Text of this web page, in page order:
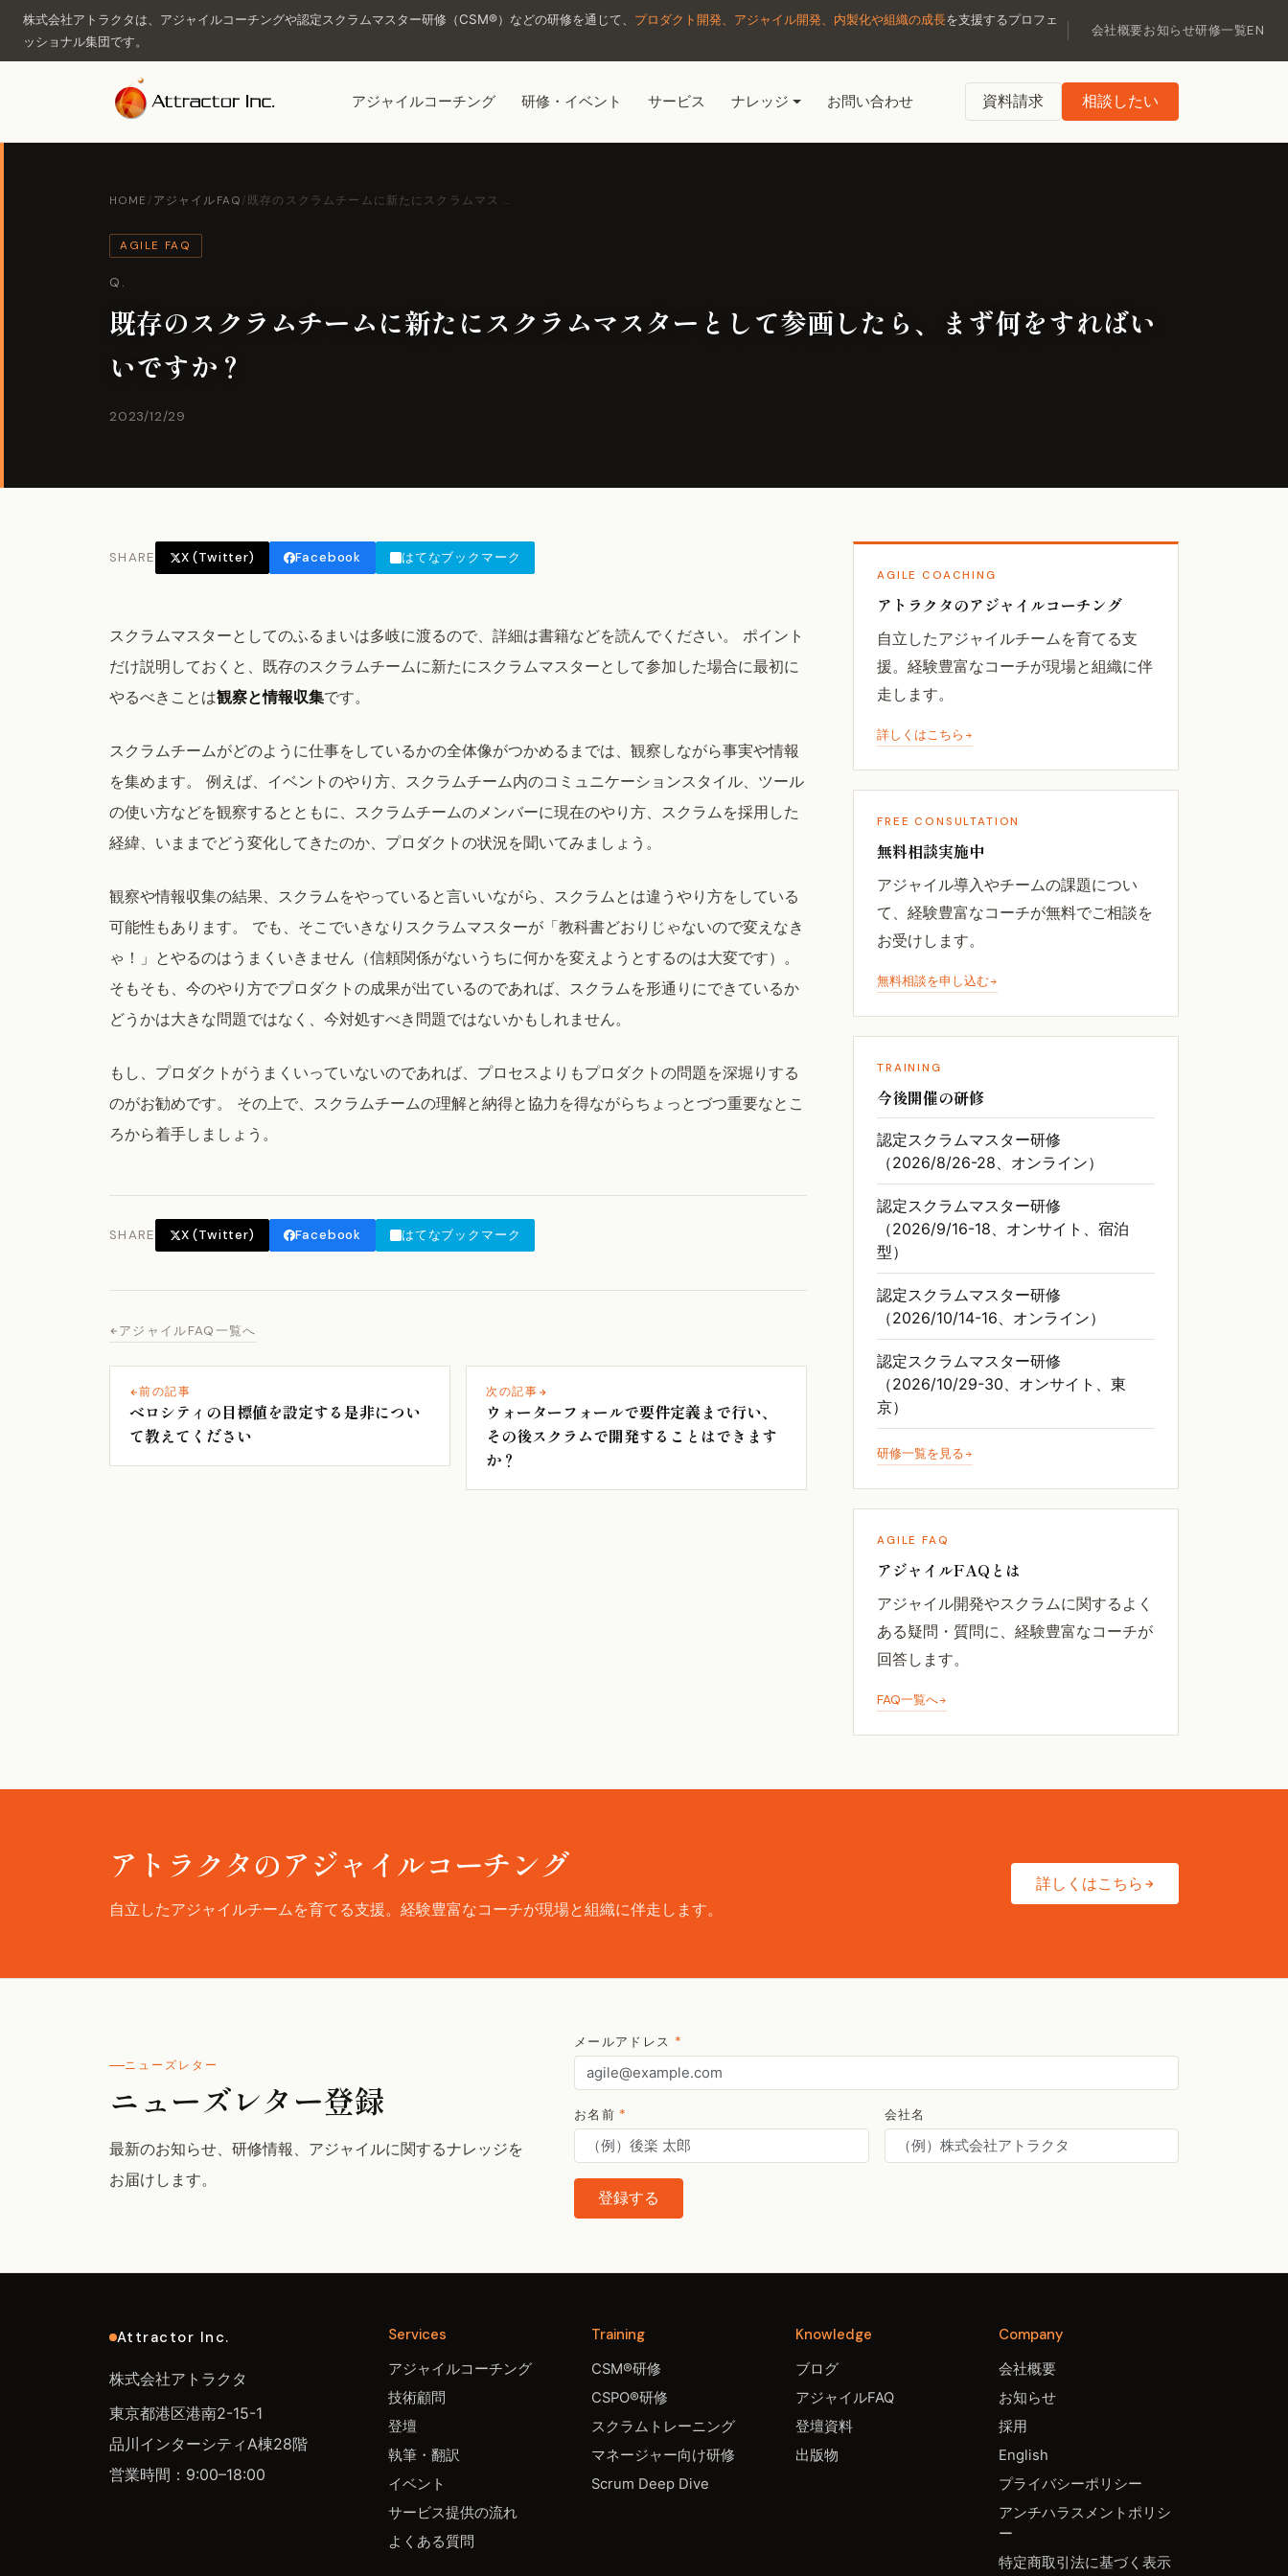
株式会社アトラクタは、アジャイルコーチングや認定スクラムマスター研修（CSM®）などの研修を通じて、 プロダクト開発、アジャイル開発、内製化や組織の成長を支援するプロフェ
ッショナル集団です。
会社概要お知らせ研修一覧EN
アジャイルコーチング 研修・イベント サービス ナレッジ お問い合わせ 資料請求 相談したい
HOME / アジャイルFAQ / 既存のスクラムチームに新たにスクラムマス …
AGILE FAQ
Q.
既存のスクラムチームに新たにスクラムマスターとして参画したら、まず何をすればい
いですか？
2023/12/29
SHARE X (Twitter) Facebook はてなブックマーク
スクラムマスターとしてのふるまいは多岐に渡るので、詳細は書籍などを読んでください。 ポイント
だけ説明しておくと、既存のスクラムチームに新たにスクラムマスターとして参加した場合に最初に
やるべきことは観察と情報収集です。
スクラムチームがどのように仕事をしているかの全体像がつかめるまでは、観察しながら事実や情報
を集めます。 例えば、イベントのやり方、スクラムチーム内のコミュニケーションスタイル、ツール
の使い方などを観察するとともに、スクラムチームのメンバーに現在のやり方、スクラムを採用した
経緯、いままでどう変化してきたのか、プロダクトの状況を聞いてみましょう。
観察や情報収集の結果、スクラムをやっていると言いいながら、スクラムとは違うやり方をしている
可能性もあります。 でも、そこでいきなりスクラムマスターが「教科書どおりじゃないので変えなき
ゃ！」とやるのはうまくいきません（信頼関係がないうちに何かを変えようとするのは大変です）。
そもそも、今のやり方でプロダクトの成果が出ているのであれば、スクラムを形通りにできているか
どうかは大きな問題ではなく、今対処すべき問題ではないかもしれません。
もし、プロダクトがうまくいっていないのであれば、プロセスよりもプロダクトの問題を深堀りする
のがお勧めです。 その上で、スクラムチームの理解と納得と協力を得ながらちょっとづつ重要なとこ
ろから着手しましょう。
SHARE X (Twitter) Facebook はてなブックマーク
アジャイルFAQ一覧へ
前の記事
ベロシティの目標値を設定する是非につい
て教えてください
次の記事
ウォーターフォールで要件定義まで行い、
その後スクラムで開発することはできます
か？
AGILE COACHING
アトラクタのアジャイルコーチング
自立したアジャイルチームを育てる支
援。経験豊富なコーチが現場と組織に伴
走します。
詳しくはこちら
FREE CONSULTATION
無料相談実施中
アジャイル導入やチームの課題につい
て、経験豊富なコーチが無料でご相談を
お受けします。
無料相談を申し込む
TRAINING
今後開催の研修
認定スクラムマスター研修
（2026/8/26-28、オンライン）
認定スクラムマスター研修
（2026/9/16-18、オンサイト、宿泊
型）
認定スクラムマスター研修
（2026/10/14-16、オンライン）
認定スクラムマスター研修
（2026/10/29-30、オンサイト、東
京）
研修一覧を見る
AGILE FAQ
アジャイルFAQとは
アジャイル開発やスクラムに関するよく
ある疑問・質問に、経験豊富なコーチが
回答します。
FAQ一覧へ
アトラクタのアジャイルコーチング
自立したアジャイルチームを育てる支援。経験豊富なコーチが現場と組織に伴走します。
詳しくはこちら
ニューズレター
ニューズレター登録
最新のお知らせ、研修情報、アジャイルに関するナレッジを
お届けします。
メールアドレス *
お名前 * 会社名
登録する
Attractor Inc.
株式会社アトラクタ
東京都港区港南2-15-1
品川インターシティA棟28階
営業時間：9:00–18:00
Services
アジャイルコーチング
技術顧問
登壇
執筆・翻訳
イベント
サービス提供の流れ
よくある質問
Training
CSM®研修
CSPO®研修
スクラムトレーニング
マネージャー向け研修
Scrum Deep Dive
Knowledge
ブログ
アジャイルFAQ
登壇資料
出版物
Company
会社概要
お知らせ
採用
English
プライバシーポリシー
アンチハラスメントポリシ
ー
特定商取引法に基づく表示